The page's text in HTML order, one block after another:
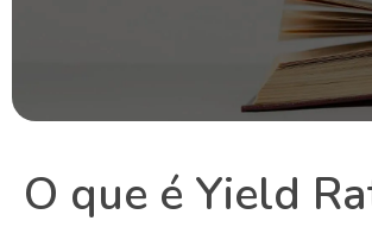
O que é Yield